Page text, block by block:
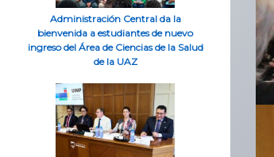
Administración Central da la
bienvenida a estudiantes de nuevo
ingreso del Área de Ciencias de la Salud
de la UAZ